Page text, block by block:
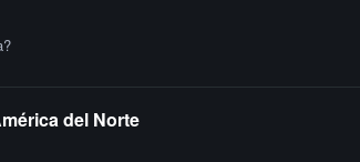
del Norte